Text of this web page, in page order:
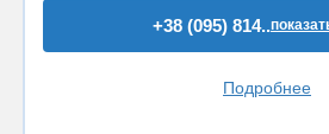
+38 (095) 814..
Подробнее